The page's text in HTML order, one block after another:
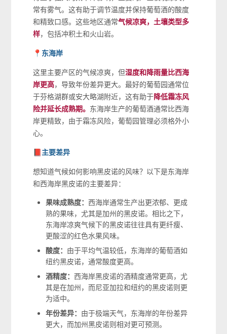
常有雾气。这有助于调节温度并保持葡萄酒的酸度
和精致口感。这些地区通常气候凉爽，土壤类型多
样，包括冲积土和火山岩。
📍东海岸
这里主要产区的气候凉爽，但湿度和降雨量比西海
岸更高，导致年份差异更大。最好的葡萄园通常位
于芬格湖群或安大略湖附近，这有助于降低霜冻风
险并延长成熟期。 东海岸生产的葡萄酒通常比西海
岸更精致，由于霜冻风险，葡萄园管理必须格外小
心。
📕主要差异
想知道气候如何影响黑皮诺的风味？以下是东海岸
和西海岸黑皮诺的主要差异：
果味成熟度： 西海岸通常生产出更浓郁、更成
熟的果味，尤其是加州的黑皮诺。相比之下，
东海岸凉爽气候下的黑皮诺往往具有更纤瘦、
更酸涩的红色水果风味。
酸度： 由于平均气温较低，东海岸的葡萄酒如
纽约黑皮诺，通常酸度更高。
酒精度： 西海岸黑皮诺的酒精度通常更高，尤
其是在加州，而尼亚加拉和纽约的黑皮诺则更
为适中。
年份差异： 由于极端天气，东海岸的年份差异
更大，而加州黑皮诺则相对更可预测。